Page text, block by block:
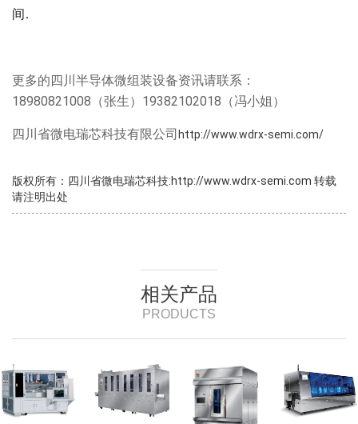
间.
更多的四川半导体微组装设备资讯请联系：
18980821008（张生）19382102018（冯小姐）
四川省微电瑞芯科技有限公司 http://www.wdrx-semi.com/
版权所有：四川省微电瑞芯科技:http://www.wdrx-semi.com 转载
请注明出处
相关产品
PRODUCTS